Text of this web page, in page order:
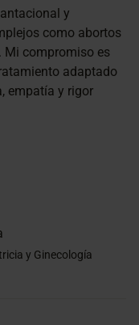
y
como abortos
Mi compromiso es
adaptado
empatía y rigor
y Ginecología